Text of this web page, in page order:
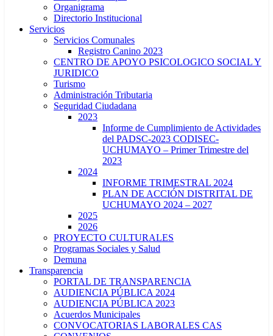
Organigrama
Directorio Institucional
Servicios
Servicios Comunales
Registro Canino 2023
CENTRO DE APOYO PSICOLOGICO SOCIAL Y
JURIDICO
Turismo
Administración Tributaria
Seguridad Ciudadana
2023
Informe de Cumplimiento de Actividades
del PADSC-2023 CODISEC-
UCHUMAYO – Primer Trimestre del
2023
2024
INFORME TRIMESTRAL 2024
PLAN DE ACCIÓN DISTRITAL DE
UCHUMAYO 2024 – 2027
2025
2026
PROYECTO CULTURALES
Programas Sociales y Salud
Demuna
Transparencia
PORTAL DE TRANSPARENCIA
AUDIENCIA PÚBLICA 2024
AUDIENCIA PÚBLICA 2023
Acuerdos Municipales
CONVOCATORIAS LABORALES CAS